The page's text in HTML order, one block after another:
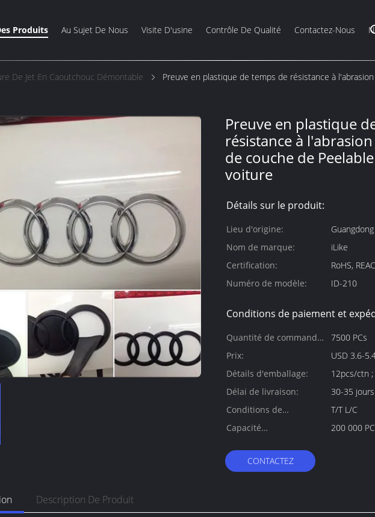
Produits Au Sujet De Nous Visite D'usine Contrôle De Qualité Contactez-Nous
De Jet En Caoutchouc Démontable
Preuve en plastique de temps de résistance à
Preuve en plastique
résistance à
de couche de
voiture
Détails sur le produit:
Lieu d'origine:
Nom de marque:
iLike
Certification:
RoHS,
Numéro de modèle:
ID-210
Conditions de paiement et
Quantité de commande
min:
7500 PCs
Prix:
USD 3.6-
Détails d'emballage:
12pcs/ctn
Délai de livraison:
30-35 jours
Conditions de
paiement:
T/T L/C
Capacité
200 000
CONTACTEZ
Description De Produit